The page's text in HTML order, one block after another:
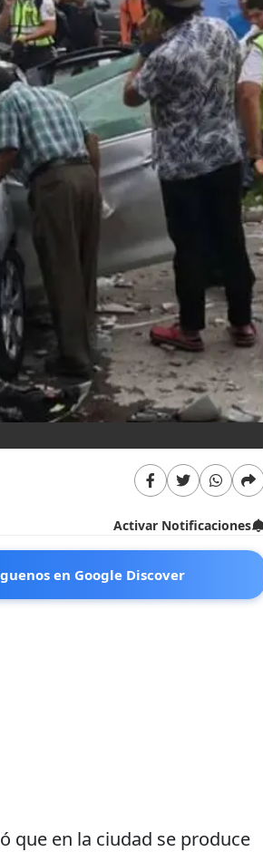
Activar Notificaciones
en Google Discover
que en la ciudad se produce